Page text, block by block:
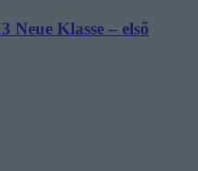
Neue Klasse – első